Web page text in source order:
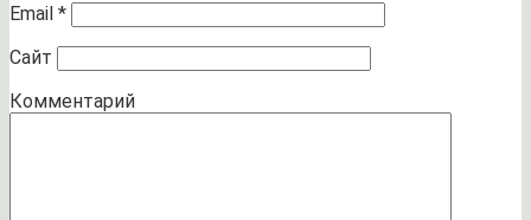
Email *
Сайт
Комментарий